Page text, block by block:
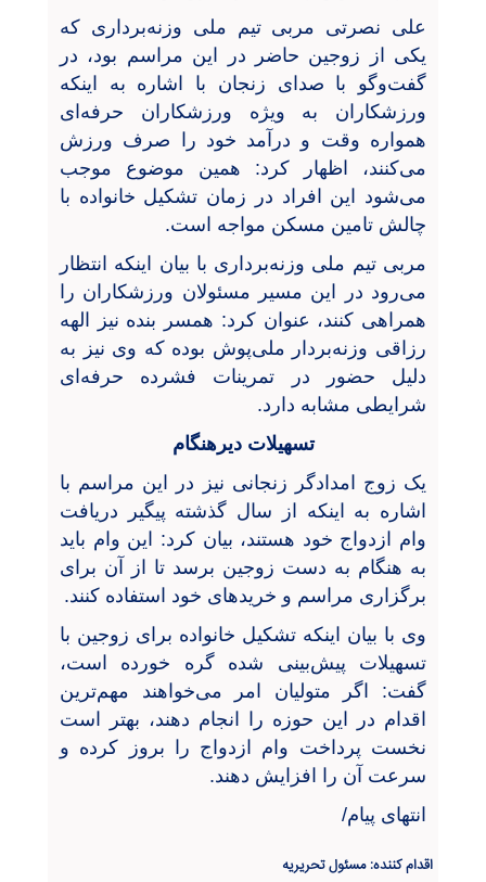
علی نصرتی مربی تیم ملی وزنه‌برداری که
یکی از زوجین حاضر در این مراسم بود، در
گفت‌و‌گو با صدای زنجان با اشاره به اینکه
ورزشکاران به ویژه ورزشکاران حرفه‌ای
همواره وقت و درآمد خود را صرف ورزش
می‌کنند، اظهار کرد: همین موضوع موجب
می‌شود این افراد در زمان تشکیل خانواده با
چالش تامین مسکن مواجه است.
مربی تیم ملی وزنه‌برداری با بیان اینکه انتظار
می‌رود در این مسیر مسئولان ورزشکاران را
همراهی کنند، عنوان کرد: همسر بنده نیز الهه
رزاقی وزنه‌بردار ملی‌پوش بوده که وی نیز به
دلیل حضور در تمرینات فشرده حرفه‌ای
شرایطی مشابه دارد.
تسهیلات دیرهنگام
یک زوج امدادگر زنجانی نیز در این مراسم با
اشاره به اینکه از سال گذشته پیگیر دریافت
وام ازدواج خود هستند، بیان کرد: این وام باید
به هنگام به دست زوجین برسد تا از آن برای
برگزاری مراسم و خریدهای خود استفاده کنند.
وی با بیان اینکه تشکیل خانواده برای زوجین با
تسهیلات پیش‌بینی شده گره خورده است،
گفت: اگر متولیان امر می‌خواهند مهم‌ترین
اقدام در این حوزه را انجام دهند، بهتر است
نخست پرداخت وام ازدواج را بروز کرده و
سرعت آن را افزایش دهند.
انتهای پیام/
اقدام کننده: مسئول تحریریه